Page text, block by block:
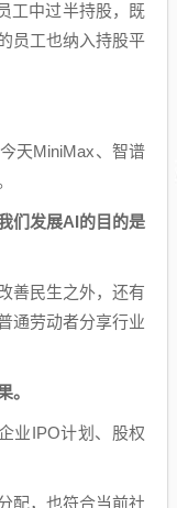
工中过半持股，既
员工也纳入持股平
天MiniMax、智谱
们发展AI的目的是
善民生之外，还有
通劳动者分享行业
。
业IPO计划、股权
配，也符合当前社